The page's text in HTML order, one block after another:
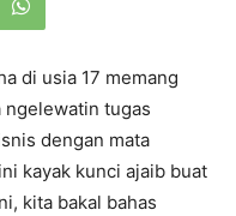
di usia 17 memang
ngelewatin tugas
dengan mata
kayak kunci ajaib buat
kita bakal bahas